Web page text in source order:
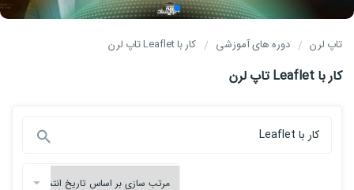
تاپ لرن دوره های آموزشی کار با Leaflet تاپ لرن
کار با Leaflet تاپ لرن